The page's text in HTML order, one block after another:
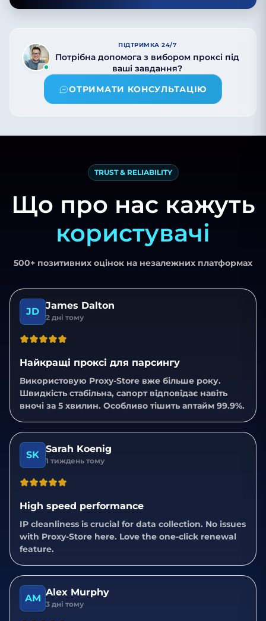
ПІДТРИМКА 24/7
Потрібна допомога з вибором проксі під
ваші завдання?
ОТРИМАТИ КОНСУЛЬТАЦІЮ
TRUST & RELIABILITY
Що про нас кажуть
користувачі
500+ позитивних оцінок на незалежних платформах
JD James Dalton
2 дні тому
Найкращі проксі для парсингу
Використовую Proxy-Store вже більше року.
Швидкість стабільна, сапорт відповідає навіть
вночі за 5 хвилин. Особливо тішить аптайм 99.9%.
SK Sarah Koenig
1 тиждень тому
High speed performance
IP cleanliness is crucial for data collection. No issues
with Proxy-Store here. Love the one-click renewal
feature.
AM Alex Murphy
3 дні тому